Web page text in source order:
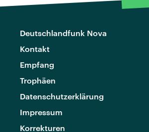
Deutschlandfunk Nova
Kontakt
Empfang
Trophäen
Datenschutzerklärung
Impressum
Korrekturen